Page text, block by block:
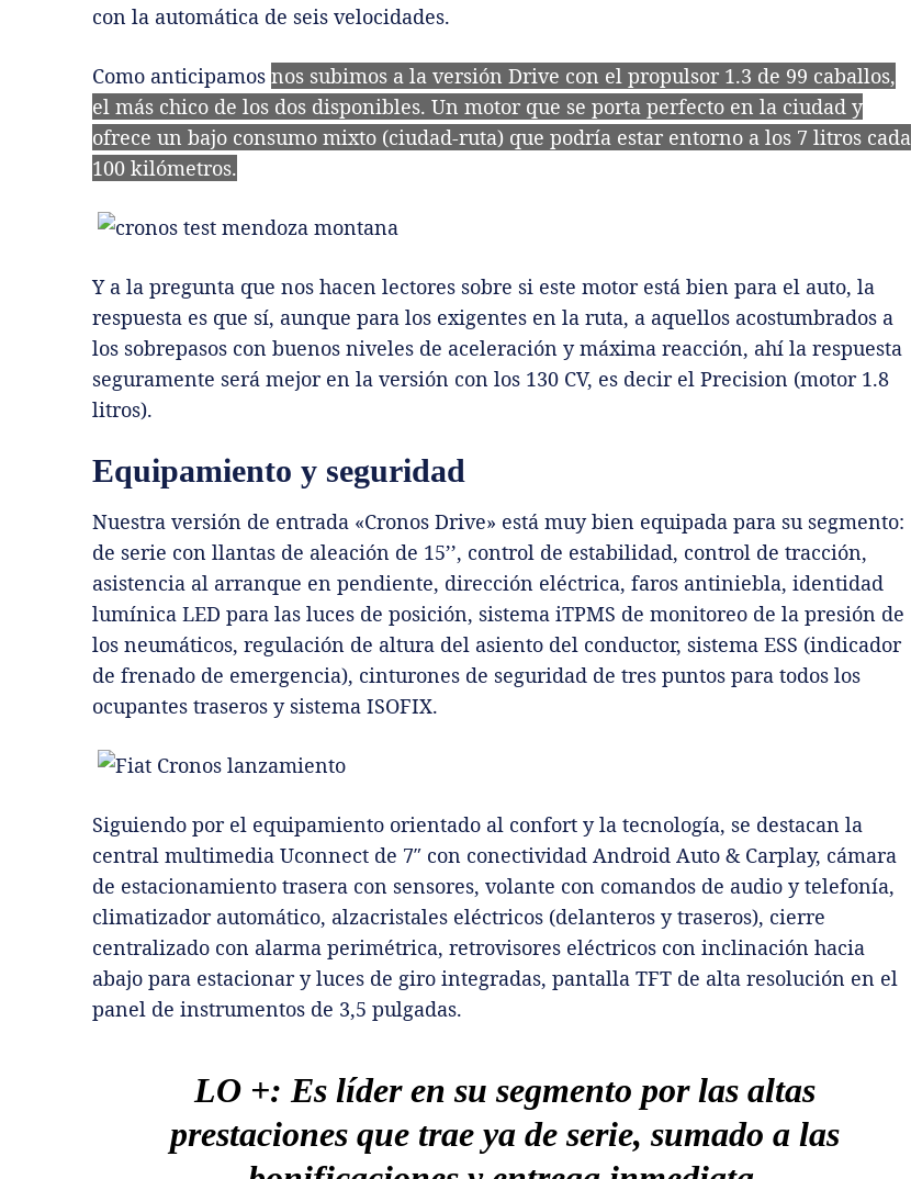
con la automática de seis velocidades.
Como anticipamos nos subimos a la versión Drive con el propulsor 1.3 de 99 caballos,
el más chico de los dos disponibles. Un motor que se porta perfecto en la ciudad y
ofrece un bajo consumo mixto (ciudad-ruta) que podría estar entorno a los 7 litros cada
100 kilómetros.
Y a la pregunta que nos hacen lectores sobre si este motor está bien para el auto, la
respuesta es que sí, aunque para los exigentes en la ruta, a aquellos acostumbrados a
los sobrepasos con buenos niveles de aceleración y máxima reacción, ahí la respuesta
seguramente será mejor en la versión con los 130 CV, es decir el Precision (motor 1.8
litros).
Equipamiento y seguridad
Nuestra versión de entrada «Cronos Drive» está muy bien equipada para su segmento:
de serie con llantas de aleación de 15’’, control de estabilidad, control de tracción,
asistencia al arranque en pendiente, dirección eléctrica, faros antiniebla, identidad
lumínica LED para las luces de posición, sistema iTPMS de monitoreo de la presión de
los neumáticos, regulación de altura del asiento del conductor, sistema ESS (indicador
de frenado de emergencia), cinturones de seguridad de tres puntos para todos los
ocupantes traseros y sistema ISOFIX.
Siguiendo por el equipamiento orientado al confort y la tecnología, se destacan la
central multimedia Uconnect de 7″ con conectividad Android Auto & Carplay, cámara
de estacionamiento trasera con sensores, volante con comandos de audio y telefonía,
climatizador automático, alzacristales eléctricos (delanteros y traseros), cierre
centralizado con alarma perimétrica, retrovisores eléctricos con inclinación hacia
abajo para estacionar y luces de giro integradas, pantalla TFT de alta resolución en el
panel de instrumentos de 3,5 pulgadas.
LO +: Es líder en su segmento por las altas
prestaciones que trae ya de serie, sumado a las